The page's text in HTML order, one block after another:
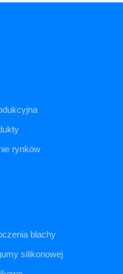
rynków
blachy
silikonowej